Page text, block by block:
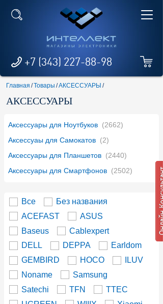
+7 (343) 227-88-98
Главная /Товары /АКСЕССУАРЫ /
АКСЕССУАРЫ
Аксессуары для Ноутбуков (2662)
Аксессуаы для Самокатов (2)
Аксессуары для Планшетов (2440)
Аксессуары для Смартфонов (2502)
Все
Без названия
ACEFAST
ASUS
Baseus
Cablexpert
DELL
DEPPA
Earldom
GEMBIRD
HOCO
ILUV
Noname
Samsung
Satechi
TFN
TTEC